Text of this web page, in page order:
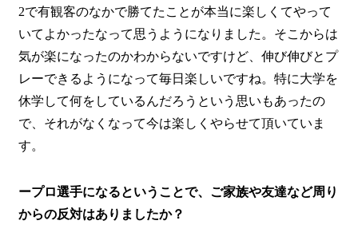
2で有観客のなかで勝てたことが本当に楽しくてやって
いてよかったなって思うようになりました。そこからは
気が楽になったのかわからないですけど、伸び伸びとプ
レーできるようになって毎日楽しいですね。特に大学を
休学して何をしているんだろうという思いもあったの
で、それがなくなって今は楽しくやらせて頂いていま
す。
ープロ選手になるということで、ご家族や友達など周り
からの反対はありましたか？